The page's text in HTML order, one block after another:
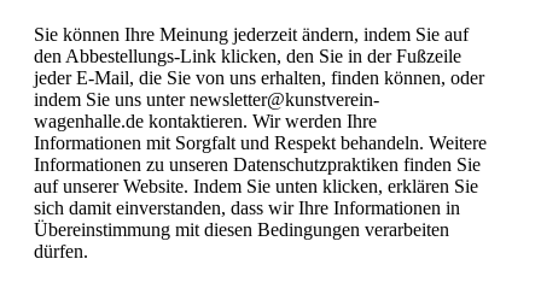
Sie können Ihre Meinung jederzeit ändern, indem Sie auf
den Abbestellungs-Link klicken, den Sie in der Fußzeile
jeder E-Mail, die Sie von uns erhalten, finden können, oder
indem Sie uns unter newsletter@kunstverein-
wagenhalle.de kontaktieren. Wir werden Ihre
Informationen mit Sorgfalt und Respekt behandeln. Weitere
Informationen zu unseren Datenschutzpraktiken finden Sie
auf unserer Website. Indem Sie unten klicken, erklären Sie
sich damit einverstanden, dass wir Ihre Informationen in
Übereinstimmung mit diesen Bedingungen verarbeiten
dürfen.